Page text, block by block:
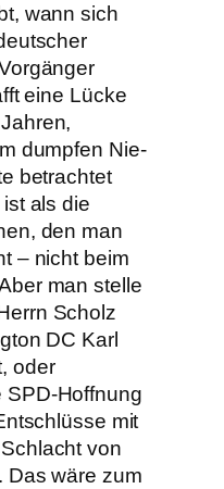
wann sich
eine Lücke
dumpfen Nie-
betrachtet
als die
den man
– nicht beim
man stelle
Scholz
DC Karl
oder
Hoffnung
mit
von
Das wäre zum